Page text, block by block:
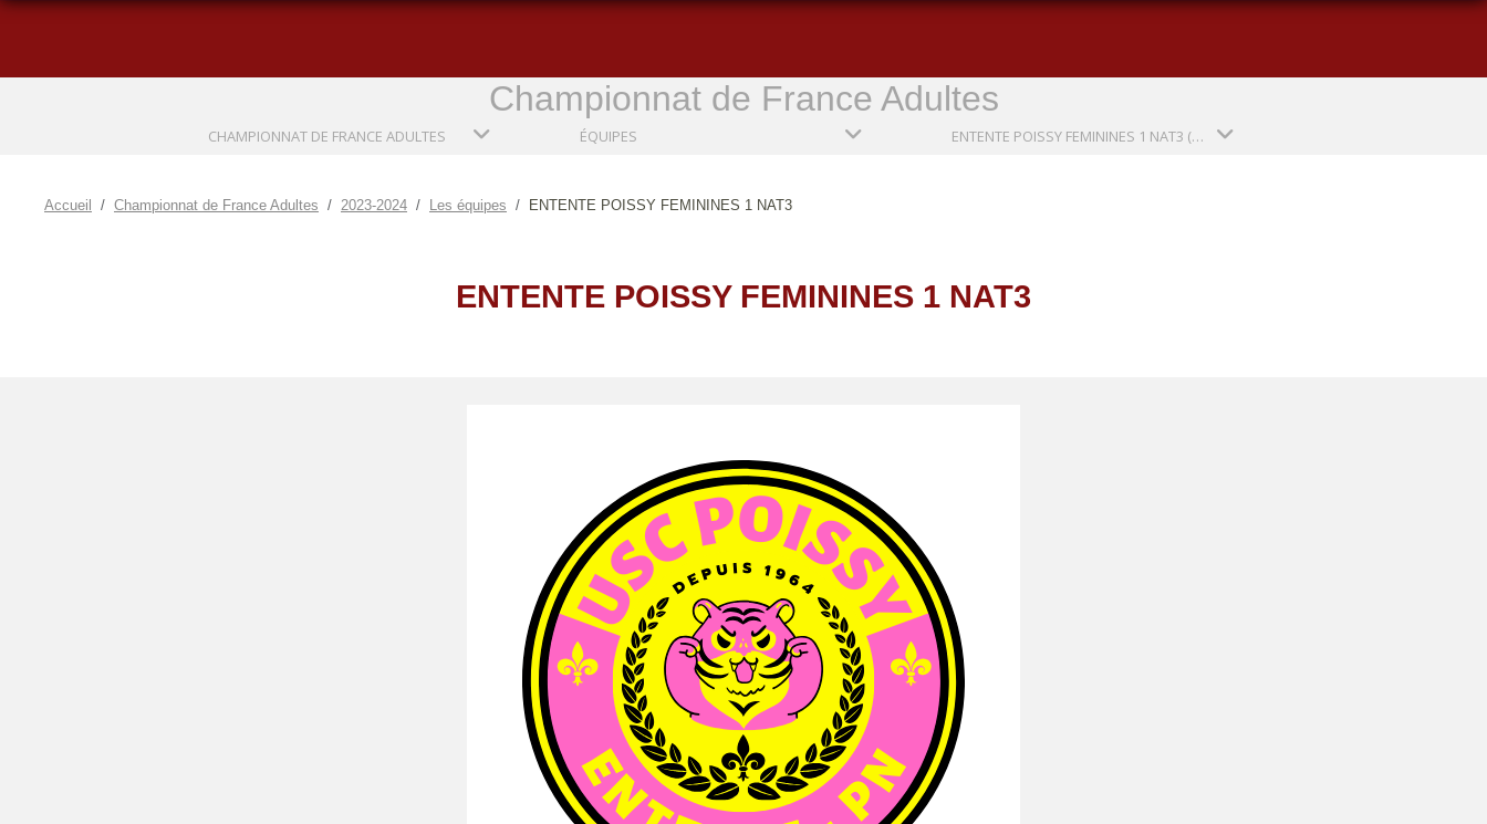
Championnat de France Adultes
CHAMPIONNAT DE FRANCE ADULTES ÉQUIPES ENTENTE POISSY FEMININES 1 NAT3 (SAISON 2023-2024)
Accueil Championnat de France Adultes 2023-2024 Les équipes ENTENTE POISSY FEMININES 1 NAT3
ENTENTE POISSY FEMININES 1 NAT3